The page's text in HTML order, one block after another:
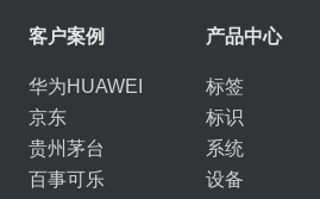
客户案例
华为HUAWEI
京东
贵州茅台
百事可乐
产品中心
标签
标识
系统
设备